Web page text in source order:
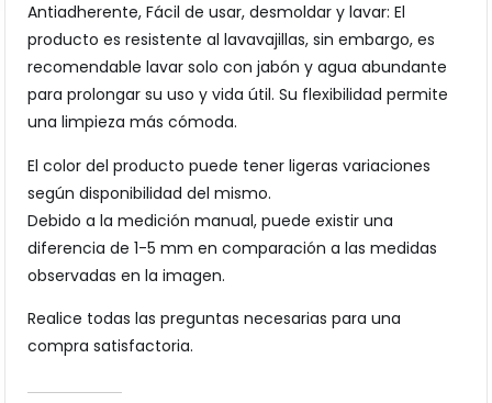
Antiadherente, Fácil de usar, desmoldar y lavar: El
producto es resistente al lavavajillas, sin embargo, es
recomendable lavar solo con jabón y agua abundante
para prolongar su uso y vida útil. Su flexibilidad permite
una limpieza más cómoda.
El color del producto puede tener ligeras variaciones
según disponibilidad del mismo.
Debido a la medición manual, puede existir una
diferencia de 1-5 mm en comparación a las medidas
observadas en la imagen.
Realice todas las preguntas necesarias para una
compra satisfactoria.